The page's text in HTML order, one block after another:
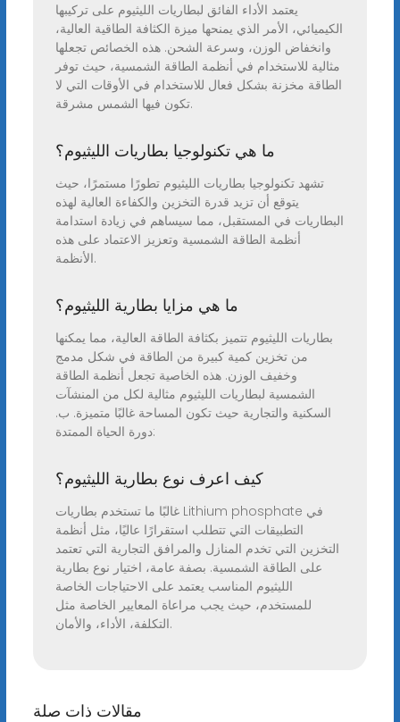
يعتمد الأداء الفائق لبطاريات الليثيوم على تركيبها
الكيميائي، الأمر الذي يمنحها ميزة الكثافة الطاقية العالية،
وانخفاض الوزن، وسرعة الشحن. هذه الخصائص تجعلها
مثالية للاستخدام في أنظمة الطاقة الشمسية، حيث توفر
الطاقة مخزنة بشكل فعال للاستخدام في الأوقات التي لا
تكون فيها الشمس مشرقة.
ما هي تكنولوجيا بطاريات الليثيوم؟
تشهد تكنولوجيا بطاريات الليثيوم تطورًا مستمرًا، حيث
يتوقع أن تزيد قدرة التخزين والكفاءة العالية لهذه
البطاريات في المستقبل، مما سيساهم في زيادة استدامة
أنظمة الطاقة الشمسية وتعزيز الاعتماد على هذه
الأنظمة.
ما هي مزايا بطارية الليثيوم؟
بطاريات الليثيوم تتميز بكثافة الطاقة العالية، مما يمكنها
من تخزين كمية كبيرة من الطاقة في شكل مدمج
وخفيف الوزن. هذه الخاصية تجعل أنظمة الطاقة
الشمسية لبطاريات الليثيوم مثالية لكل من المنشآت
السكنية والتجارية حيث تكون المساحة غالبًا متميزة. ب.
دورة الحياة الممتدة:
كيف اعرف نوع بطارية الليثيوم؟
غالبًا ما تستخدم بطاريات Lithium phosphate في
التطبيقات التي تتطلب استقرارًا عاليًا، مثل أنظمة
التخزين التي تخدم المنازل والمرافق التجارية التي تعتمد
على الطاقة الشمسية. بصفة عامة، اختيار نوع بطارية
الليثيوم المناسب يعتمد على الاحتياجات الخاصة
للمستخدم، حيث يجب مراعاة المعايير الخاصة مثل
التكلفة، الأداء، والأمان.
مقالات ذات صلة